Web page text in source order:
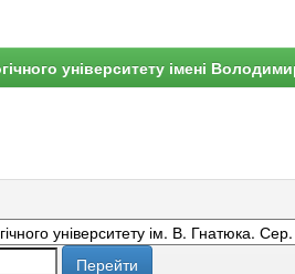
університету імені